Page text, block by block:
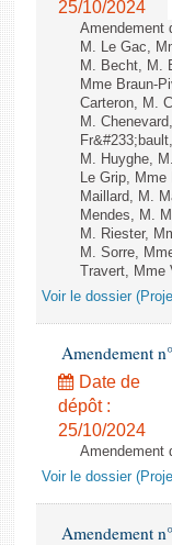
25/10/2024
Amendement
M. Le Gac,
M. Becht, M.
Mme Braun-
Carteron, M.
M.
M. Huyghe,
Le Grip,
Maillard, M.
Mendes, M.
M. Riester,
M. Sorre,
Travert,
Voir le dossier
Amendement
Date de
dépôt :
25/10/2024
Amendement
Voir le dossier
Amendement